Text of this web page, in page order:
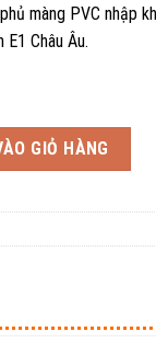
màng PVC nhập
Châu Âu.
GIỎ HÀNG